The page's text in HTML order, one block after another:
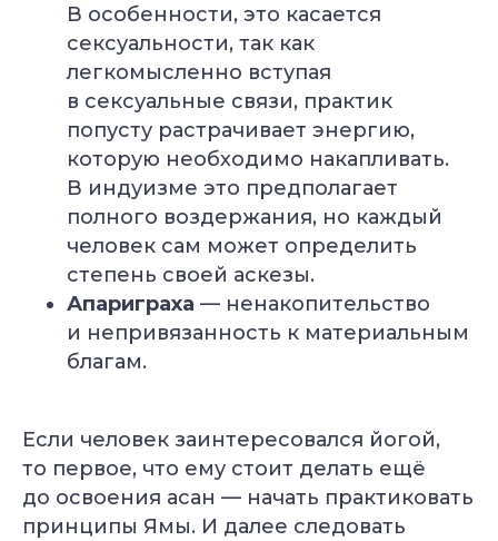
В особенности, это касается
сексуальности, так как
легкомысленно вступая
в сексуальные связи, практик
попусту растрачивает энергию,
которую необходимо накапливать.
В индуизме это предполагает
полного воздержания, но каждый
человек сам может определить
степень своей аскезы.
Апариграха — ненакопительство
и непривязанность к материальным
благам.
Если человек заинтересовался йогой,
то первое, что ему стоит делать ещё
до освоения асан — начать практиковать
принципы Ямы. И далее следовать